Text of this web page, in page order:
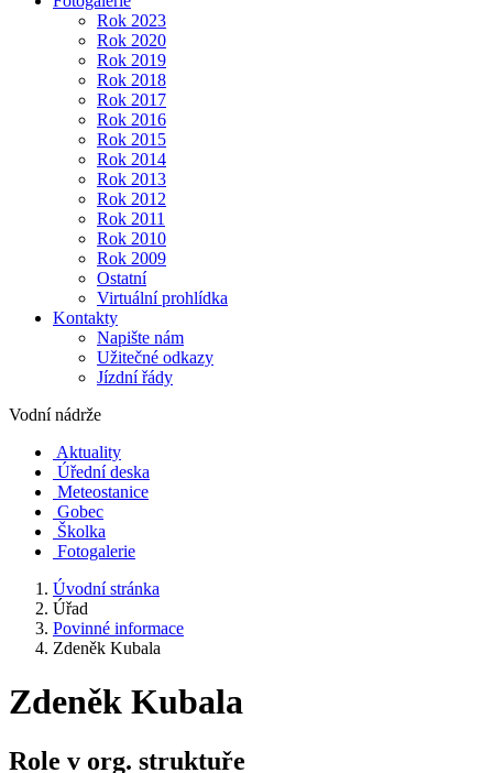
Rok 2023
Rok 2020
Rok 2019
Rok 2018
Rok 2017
Rok 2016
Rok 2015
Rok 2014
Rok 2013
Rok 2012
Rok 2011
Rok 2010
Rok 2009
Ostatní
Virtuální prohlídka
Kontakty
Napište nám
Užitečné odkazy
Jízdní řády
Vodní nádrže
Aktuality
Úřední deska
Meteostanice
Gobec
Školka
Fotogalerie
Úvodní stránka
Úřad
Povinné informace
Zdeněk Kubala
Zdeněk Kubala
Role v org. struktuře